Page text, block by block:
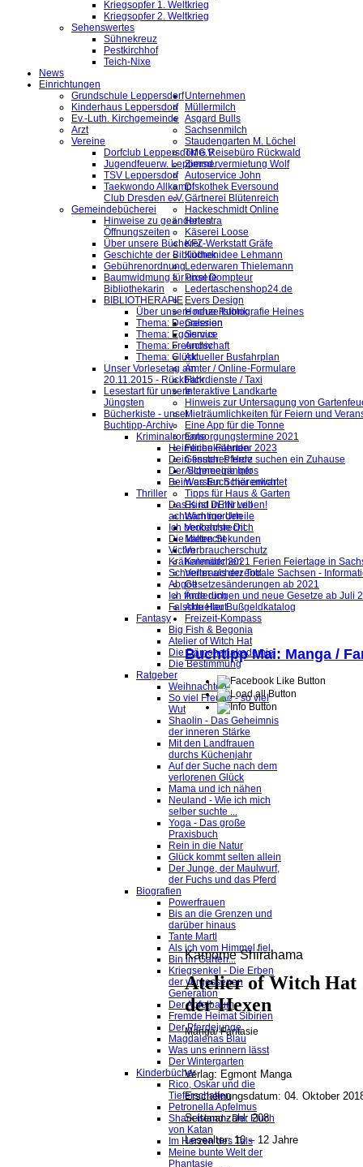
Kriegsopfer 1. Weltkrieg
Kriegsopfer 2. Weltkrieg
Sehenswertes
Sühnekreuz
Pestkirchhof
Teich-Nixe
News
Einrichtungen
Grundschule Leppersdorf
Kinderhaus Leppersdorf
Ev.-Luth. Kirchgemeinde
Arzt
Vereine
Dorfclub Leppersdorf e.V.
Jugendfeuerw. Leppersd.
TSV Leppersdorf
Taekwondo Allkampf
Club Dresden e.V.
Gemeindebücherei
Hinweise zu geänderten
Öffnungszeiten
Über unsere Bücherei
Geschichte der Bibliothek
Gebührenordnung
Baumwidmung für unsere
Bibliothekarin
BIBLIOTHERAPIE
Über unsere neue Rubrik
Thema: Depression
Thema: Egoismus
Thema: Freundschaft
Thema: Glück
Unser Vorlesetag am
20.11.2015 - Rückblick
Lesestart für unsere
Jüngsten
Bücherkiste - unser
Buchtipp-Archiv
Kriminalromane
Heimliche Fährten
Dein finsteres Herz
Der Schneegänger
Beim ersten Schärenlicht
Thriller
Das Kind in mir will
achtsam morden
Ich beobachte Dich
Die kalten Sekunden
Victim
Krähenmädchen
Schneller als der Tod
Abgott
Ich finde dich
Falsche Haut
Fantasy
Big Fish & Begonia
Atelier of Witch Hat
Die Dämonenakademie
Die Bestimmung
Ratgeber
Weihnachten
So viel Freude - so viel
Wut
Shaolin - Das Geheimnis
der inneren Stärke
Mit den Landfrauen
durchs Küchenjahr
Auf der Suche nach dem
verlorenen Glück
Mama und ich nähen
Neuland - Wie ich mich
selber suchte ...
Yoga - Das große
Praxisbuch
Rein in die Natur
Glück kommt selten allein
Der Junge, der Maulwurf,
der Fuchs und das Pferd
Biografien
Powerfrauen
Bis an die Grenzen und
darüber hinaus
Tante Martl
Als ich vom Himmel fiel
Bin im Garten...
Kriegsenkel - Die Erben
der vergessenen
Generation
Der Apfelbaum
Fremde Heimat Sibirien
Der Pferdejunge
Magdalenas Blau
Was uns erinnern lässt
Der Wintergarten
Kinderbücher
Rico, Oskar und die
Tieferschatten
Petronella Apfelmus
Shark Island - Der Fluch
von Katan
Im Herzen des Tals
Meine bunte Welt der
Phantasie
Unternehmen
Müllermilch
Asgard Bulls
Sachsenmilch
Staudengarten M. Löchel
TMG Reisebüro Rückwald
Zimmervermietung Wolf
Autoservice John
Diskothek Eversound
Gärtnerei Blütenreich
Hackeschmidt Online
Helestra
Käserei Loose
KFZ-Werkstatt Gräfe
Küchenidee Lehmann
Lederwaren Thielemann
Pixel Dompteur
Ledertaschenshop24.de
Evers Design
Hochzeitsfotografie Heines
Galerien
Service
Archiv
Aktueller Busfahrplan
Ämter / Online-Formulare
Fahrdienste / Taxi
Interaktive Landkarte
Hinweis zur Untersagung von
Mieträumlichkeiten für Feiern und
Eine App für die Tonne
Entsorgungstermine 2021
Ferienkalender 2023
Gesuch: Pferde suchen ein Zuhause
Allgemeine Infos
Was Euch hier erwartet
Tipps für Haus & Garten
Es ist DEIN Leben!
Wichtige Urteile
Verkehrsrecht
Mietrecht
Verbraucherschutz
Kalender 2021 Ferien Feiertage in
Verbraucherzentrale Sachsen -
Gesetzesänderungen ab 2021
Änderungen und neue Gesetze ab Juli
Aktueller Bußgeldkatalog
Freizeit-Kompass
Buchtipp Mai: Manga /
Kamome Shirahama
Atelier of Witch Hat
der Hexen
Manga/ Fantasie
Verlag: Egmont Manga
Erscheinungsdatum: 04. Oktober
Seitenanzahl: 208
Lesealter: 10 – 12 Jahre